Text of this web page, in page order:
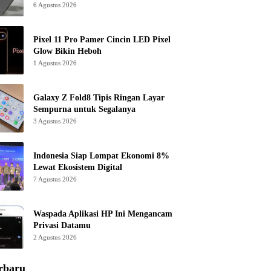
6 Agustus 2026
Pixel 11 Pro Pamer Cincin LED Pixel
Glow Bikin Heboh
1 Agustus 2026
Galaxy Z Fold8 Tipis Ringan Layar
Sempurna untuk Segalanya
3 Agustus 2026
Indonesia Siap Lompat Ekonomi 8%
Lewat Ekosistem Digital
7 Agustus 2026
Waspada Aplikasi HP Ini Mengancam
Privasi Datamu
2 Agustus 2026